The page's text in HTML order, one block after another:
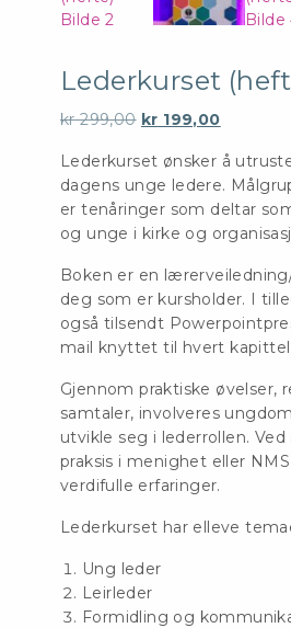
Lederkurset
kr299,00 Opprinnelig
var:
kr 299,00.
kr 199,00
er:
kr
Lederkurset ønsker å
dagens unge ledere.
er tenåringer som deltar
og unge i kirke og
Boken er en
deg som er kursholder. I
også tilsendt
mail knyttet til hvert kapittel
Gjennom praktiske øvelser,
samtaler, involveres
utvikle seg i lederrollen. Ved
praksis i menighet eller
verdifulle erfaringer.
Lederkurset har elleve
Ung leder
Leirleder
Formidling og